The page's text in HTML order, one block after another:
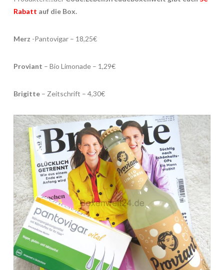
Rabatt auf die Box.
Merz -Pantovigar – 18,25€
Proviant – Bio Limonade – 1,29€
Brigitte– Zeitschrift – 4,30€